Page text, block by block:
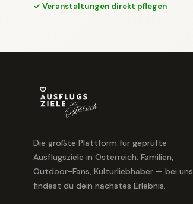
✓ Veranstaltungen direkt pflegen
Die größte Plattform für geprüfte
Ausflugsziele in Österreich. Familien,
Outdoor-Fans, Kulturliebhaber — bei uns
findest du dein nächstes Erlebnis.